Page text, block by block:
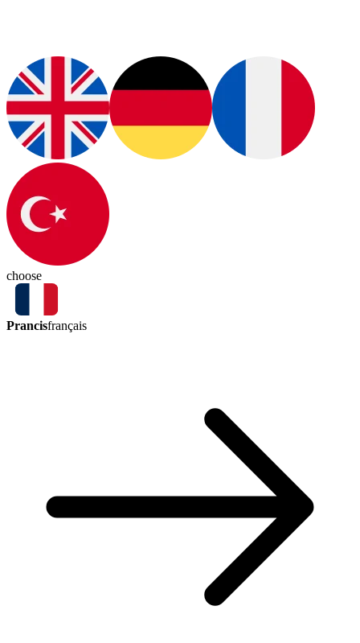
choose
Prancisfrançais